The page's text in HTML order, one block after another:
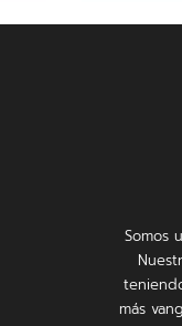
Somos
más